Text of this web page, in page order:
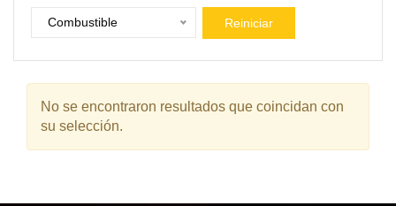
Combustible Reiniciar
No se encontraron resultados que coincidan con
su selección.